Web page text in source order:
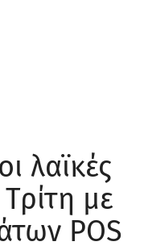
λαϊκές
με
POS